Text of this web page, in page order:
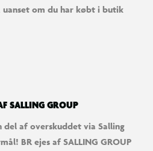
uanset om du har købt i butik
SALLING GROUP
del af overskuddet via Salling
BR ejes af SALLING GROUP